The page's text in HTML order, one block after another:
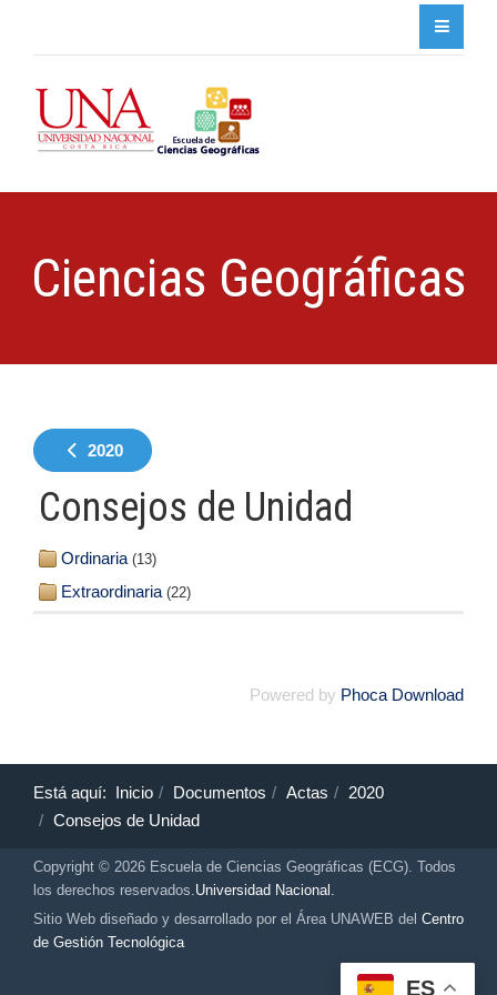
ES
Ciencias Geográficas
2020
Consejos de Unidad
Ordinaria (13)
Extraordinaria (22)
Powered by Phoca Download
Está aquí: Inicio Documentos Actas
2020
Consejos de Unidad
Copyright © 2026 Escuela de Ciencias Geográficas (ECG). Todos
los derechos reservados.Universidad Nacional.
Sitio Web diseñado y desarrollado por el Área UNAWEB del Centro
de Gestión Tecnológica